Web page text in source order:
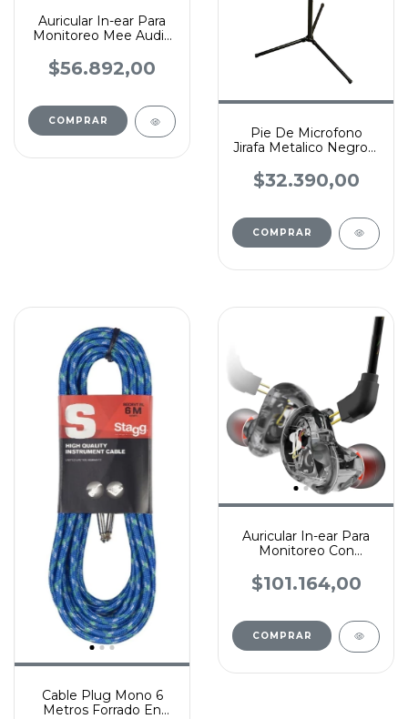
Auricular In-ear Para
Monitoreo Mee Audio
$56.892,00
COMPRAR
Pie De Microfono
Jirafa Metalico Negro 3
Negro
$32.390,00
Cable Plug Mono 6
Metros Forrado En
Auricular In-ear Para
Monitoreo Con
235
$101.164,00
COMPRAR